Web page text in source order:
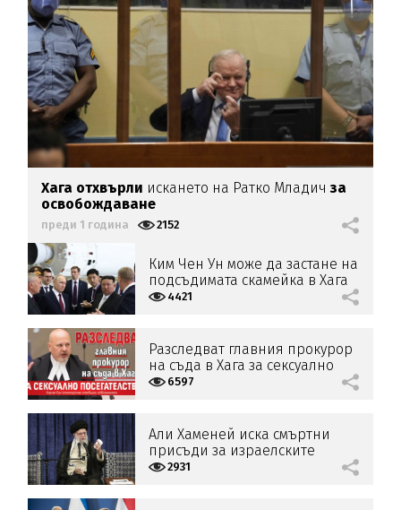
Хага отхвърли искането на Ратко Младичза
освобождаване
преди 1 година 2152
Ким Чен Ун може да застане на
подсъдимата скамейка в Хага
до Путин
4421
Разследват главния прокурор
на съда в Хага за сексуално
посегателство
6597
Али Хаменей иска смъртни
присъди за израелските
лидери
2931